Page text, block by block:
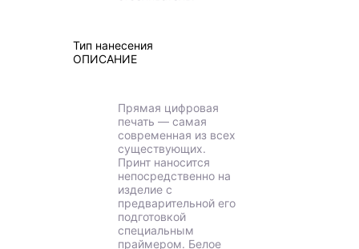
Тип нанесения
ОПИСАНИЕ
Прямая цифровая
печать — самая
современная из всех
существующих.
Принт наносится
непосредственно на
изделие с
предварительной его
подготовкой
специальным
праймером. Белое